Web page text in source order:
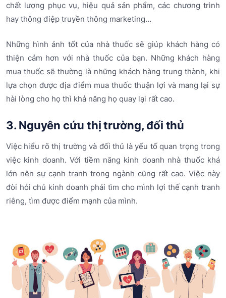
chất lượng phục vụ, hiệu quả sản phẩm, các chương trình
hay thông điệp truyền thông marketing…
Những hình ảnh tốt của nhà thuốc sẽ giúp khách hàng có
thiện cảm hơn với nhà thuốc của bạn. Những khách hàng
mua thuốc sẽ thường là những khách hàng trung thành, khi
lựa chọn được địa điểm mua thuốc thuận lợi và mang lại sự
hài lòng cho họ thì khả năng họ quay lại rất cao.
3. Nguyên cứu thị trường, đối thủ
Việc hiểu rõ thị trường và đối thủ là yếu tố quan trọng trong
việc kinh doanh. Với tiềm năng kinh doanh nhà thuốc khá
lớn nên sự cạnh tranh trong ngành cũng rất cao. Việc này
đòi hỏi chủ kinh doanh phải tìm cho mình lợi thế cạnh tranh
riêng, tìm được điểm mạnh của mình.